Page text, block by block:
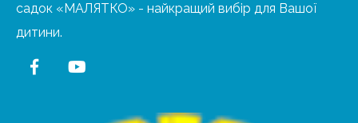
садок «МАЛЯТКО» - найкращий вибір для Вашої
дитини.